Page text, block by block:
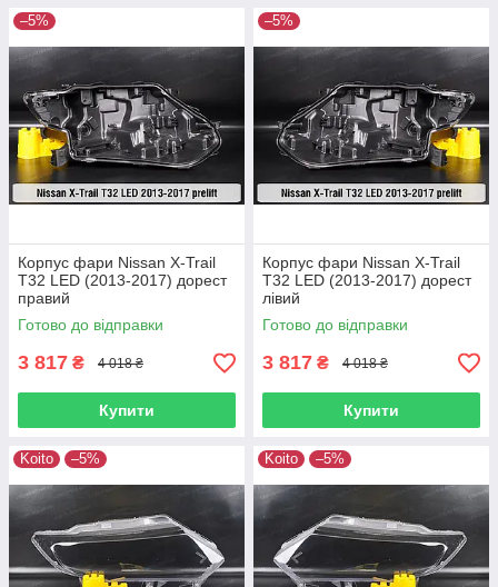
–5%
Корпус фари Nissan X-Trail
T32 LED (2013-2017) дорест
правий
Готово до відправки
3 817 ₴ 4 018 ₴
Купити
–5%
Корпус фари Nissan X-Trail
T32 LED (2013-2017) дорест
лівий
Готово до відправки
3 817 ₴ 4 018 ₴
Купити
Koito –5% Koito –5%